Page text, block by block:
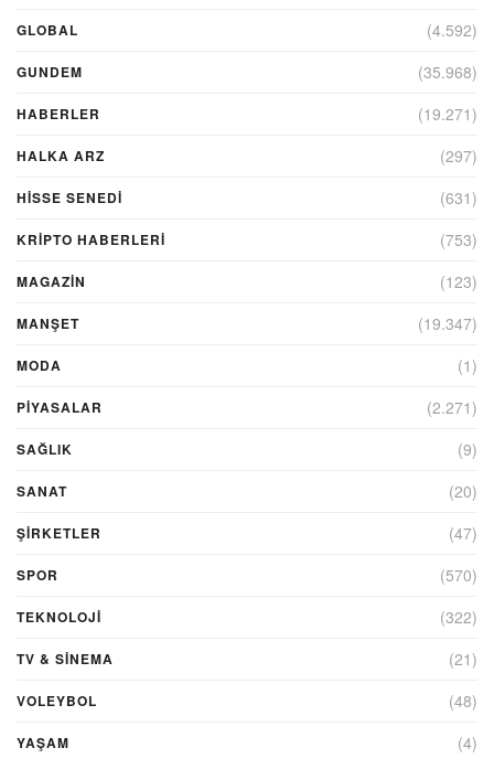
GLOBAL (4.592)
GUNDEM (35.968)
HABERLER (19.271)
HALKA ARZ (297)
HİSSE SENEDİ (631)
KRIPTO HABERLERI (753)
MAGAZİN (123)
MANŞET (19.347)
MODA (1)
PİYASALAR (2.271)
SAĞLIK (9)
SANAT (20)
ŞIRKETLER (47)
SPOR (570)
TEKNOLOJİ (322)
TV & SINEMA (21)
VOLEYBOL (48)
YAŞAM (4)